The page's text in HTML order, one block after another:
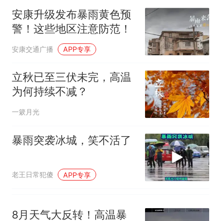
官方通报
惊艳！字都飘起来了 博主在田
间创作“悬浮字” 网友：真·裸眼
3D！
热 西班牙飞地休达边境，摩洛
争议，此前一天内数万人从摩
洛哥涌入西班牙
安康升级发布暴雨黄色预
警！这些地区注意防范！
安康交通广播 APP专享
立秋已至三伏未完，高温
为何持续不减？
一簌月光
暴雨突袭冰城，笑不活了
老王日常犯傻 APP专享
8月天气大反转！高温暴